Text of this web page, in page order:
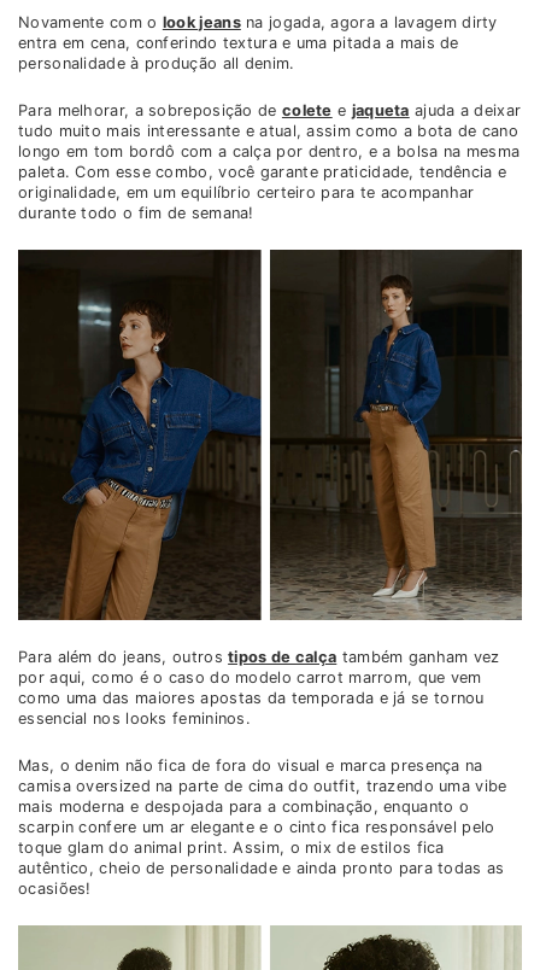
Novamente com o look jeansna jogada, agora a lavagem dirty
entra em cena, conferindo textura e uma pitada a mais de
personalidade à produção all denim.
Para melhorar, a sobreposição de colete e jaqueta ajuda a deixar
tudo muito mais interessante e atual, assim como a bota de cano
longo em tom bordô com a calça por dentro, e a bolsa na mesma
paleta. Com esse combo, você garante praticidade, tendência e
originalidade, em um equilíbrio certeiro para te acompanhar
durante todo o fim de semana!
Para além do jeans, outrostipos de calça também ganham vez
por aqui, como é o caso do modelo carrot marrom, que vem
como uma das maiores apostas da temporada e já se tornou
essencial nos looks femininos.
Mas, o denim não fica de fora do visual e marca presença na
camisa oversized na parte de cima do outfit, trazendo uma vibe
mais moderna e despojada para a combinação, enquanto o
scarpin confere um ar elegante e o cinto fica responsável pelo
toque glam do animal print. Assim, o mix de estilos fica
autêntico, cheio de personalidade e ainda pronto para todas as
ocasiões!